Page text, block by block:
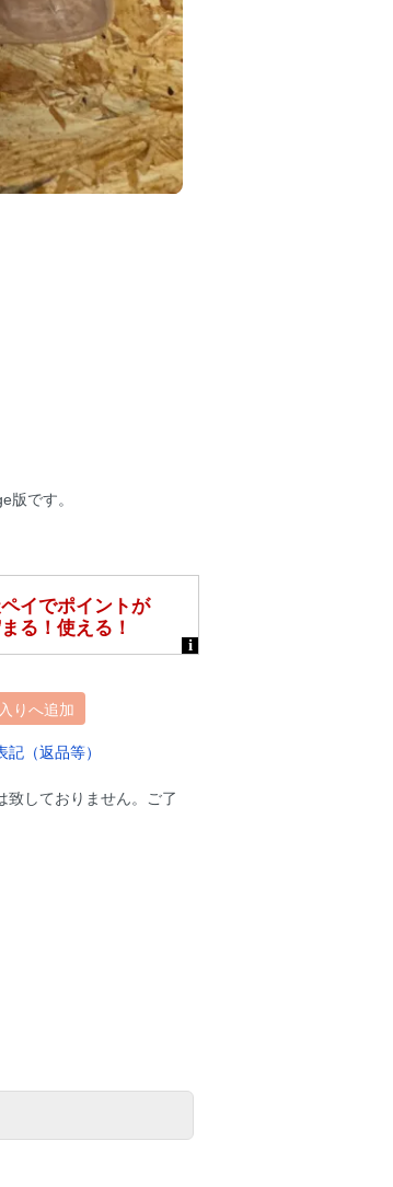
です。
りへ追加
（返品等）
致しておりません。ご了